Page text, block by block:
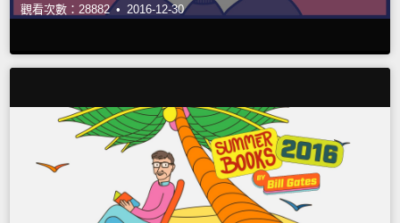
觀看次數：28882 • 2016-12-30